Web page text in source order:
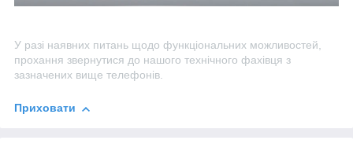
У разі наявних питань щодо функціональних можливостей,
прохання звернутися до нашого технічного фахівця з
зазначених вище телефонів.
Приховати